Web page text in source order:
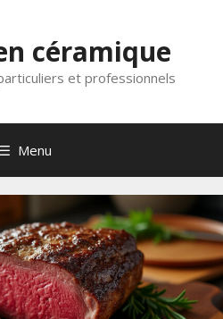
céramique
et professionnels
Menu